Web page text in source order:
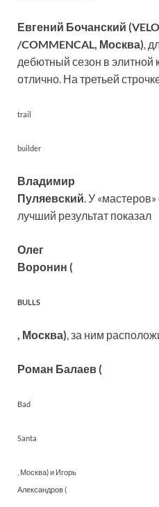
Евгений Бочанский
/COMMENCAL, Москва),
дебютный сезон в элитной
отлично. На третьей
trail
builder
Владимир
Пуляевский. У
лучший результат показал
Олег
Воронин (
BULLS
, Москва), за ним
Роман Балаев (
Bad
Santa
, Москва) и Игорь
Александров (